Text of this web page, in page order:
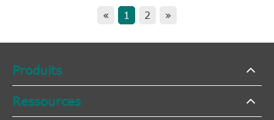
« 1 2 »
Produits
Ressources